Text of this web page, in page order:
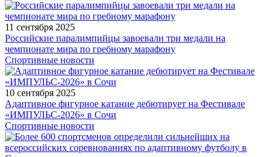
11 сентября 2025
Российские паралимпийцы завоевали три медали на
чемпионате мира по гребному марафону
Спортивные новости
10 сентября 2025
Адаптивное фигурное катание дебютирует на Фестивале
«ИМПУЛЬС-2026» в Сочи
Спортивные новости